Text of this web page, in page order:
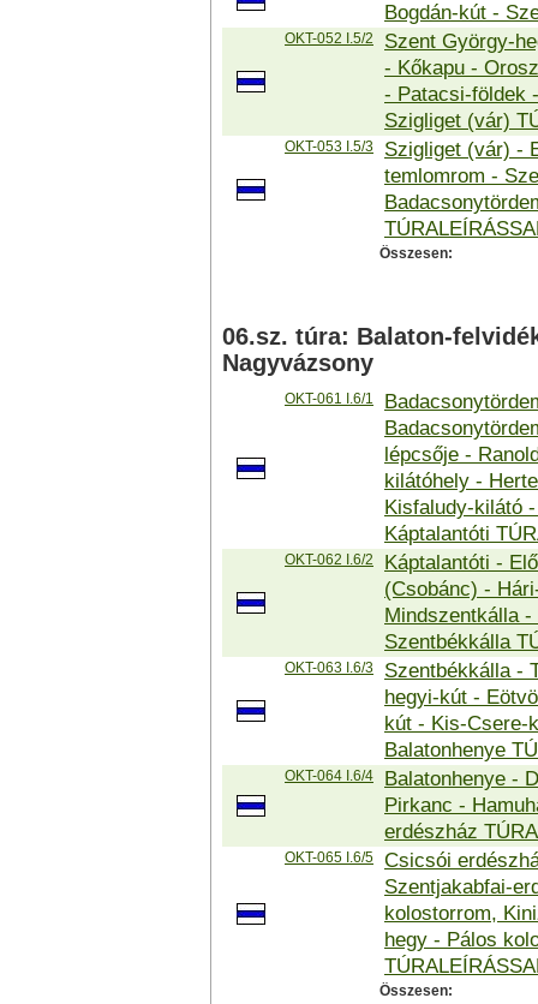
Bogdán-kút -
OKT-052 I.5/2
Szent György-
- Kőkapu -
- Patacsi-földek
Szigliget (vár)
OKT-053 I.5/3
Szigliget (vár) -
temlomrom -
Összesen:
06.sz. túra: Balaton-
Nagyvázsony
OKT-061 I.6/1
lépcsője -
kilátóhely -
Kisfaludy-kilátó
Káptalantóti
OKT-062 I.6/2
Káptalantóti -
(Csobánc) -
Mindszentkálla
Szentbékkálla
OKT-063 I.6/3
Szentbékkálla -
hegyi-kút -
kút - Kis-Csere-
Balatonhenye
OKT-064 I.6/4
Balatonhenye -
Pirkanc -
erdészház
OKT-065 I.6/5
Csicsói
Szentjakabfai-
kolostorrom,
hegy - Pálos
Összesen: